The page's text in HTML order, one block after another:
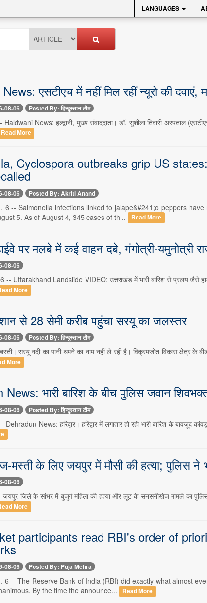
LANGUAGES
एसटीएच में नहीं मिल रहीं न्यूरो की दवाएं,
08-06 Posted By: हिन्दुस्तान टीम
Haldwani News: हल्द्वानी, मुख्य संवाददाता। डॉ. सुशीला तिवारी अस्पताल
Read More
Cyclospora outbreaks grip US
08-06 Posted By: Akriti Anand
6 -- Salmonella infections linked to jalape&#241;o peppers
5. As of August 4, 345 cases of th...
Read More
पर मलबे में कई वाहन दबे, गंगोत्री-यमुनोत्री
08-06
-- Uttarakhand Landslide VIDEO: उत्तराखंड में भारी बारिश से प्रलय जैसे
More
से 28 सेमी करीब पहुंचा सरयू का जलस्तर
08-06 Posted By: हिन्दुस्तान टीम
सरयू नदी का पानी थमने का नाम नहीं ले रही है। विक्रमजोत विकास क्षेत्र के
More
भारी बारिश के बीच पुलिस जवान
08-06 Posted By: हिन्दुस्तान टीम
News: हरिद्वार। हरिद्वार में लगातार हो रही भारी बारिश के
मस्ती के लिए जयपुर में मौसी की हत्या; पुलिस ने
08-06
जिले के सांभर में बुजुर्ग महिला की हत्या और लूट के सनसनीखेज मामले का पुलिस
More
participants read RBI's order of
08-06 Posted By: Puja Mehra
6 -- The Reserve Bank of India (RBI) did exactly what almost
By the time the announce...
Read More